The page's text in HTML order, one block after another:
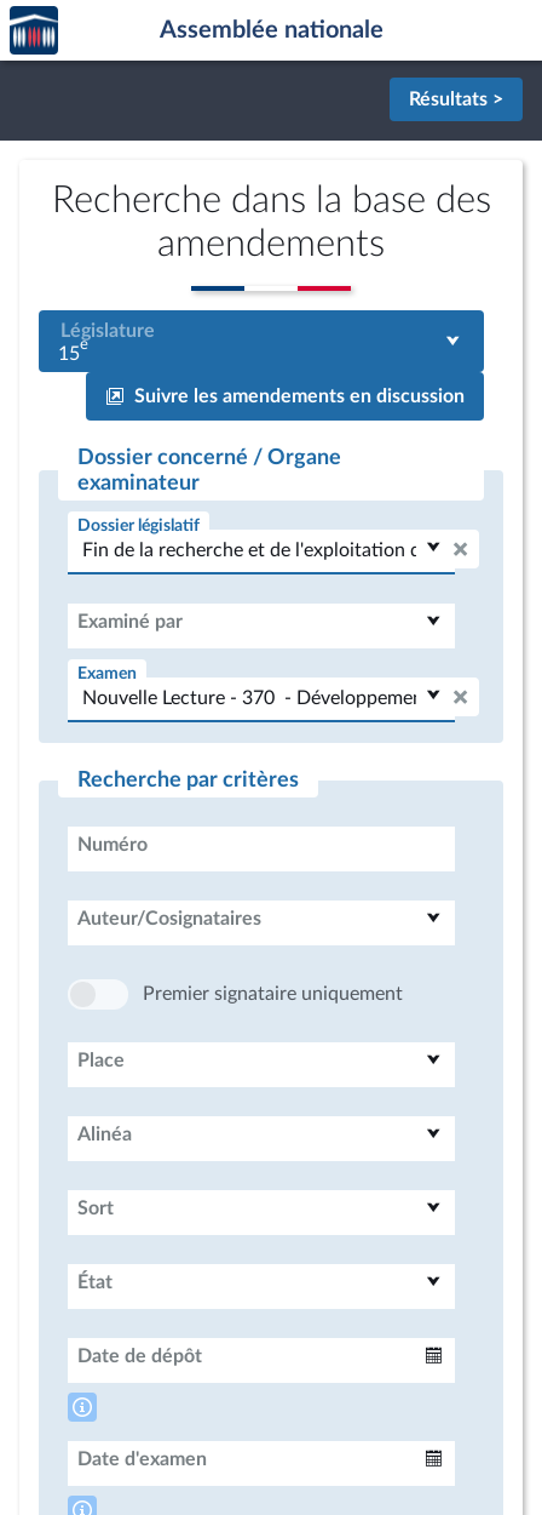
Aller au contenu
Aller en bas de la page
Accèder
à la
page
Assemblée nationale
Résultats >
Recherche dans la base des
amendements
Législature
15e
Suivre les amendements en discussion
Dossier concerné / Organe
examinateur
Dossier législatif
Examiné par
Examen
Recherche par critères
Numéro
Auteur/Cosignataires
Premier signataire uniquement
Place
Alinéa
Sort
État
Date de dépôt
Date d'examen